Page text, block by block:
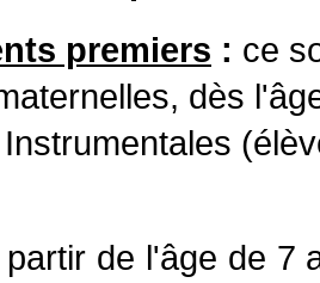
premiers : ce
dès
partir de l'âge de 7